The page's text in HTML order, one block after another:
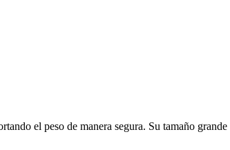
el peso de manera segura. Su tamaño